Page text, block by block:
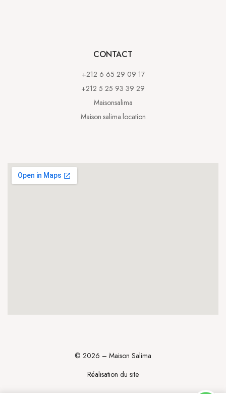
CONTACT
+212 6 65 29 09 17
+212 5 25 93 39 29
Maisonsalima
Maison.salima.location
© 2026 – Maison Salima
Réalisation du site